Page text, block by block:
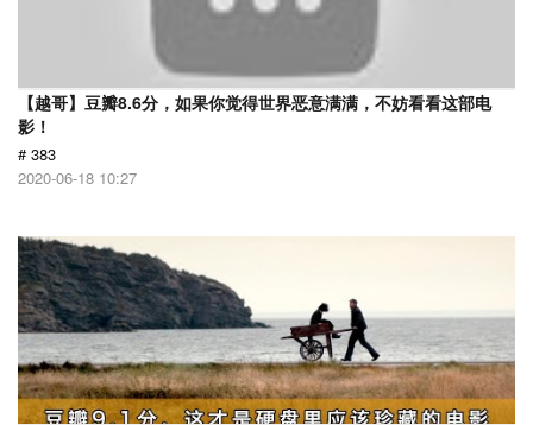
【越哥】豆瓣8.6分，如果你觉得世界恶意满满，不妨看看这部电
影！
# 383
2020-06-18 10:27